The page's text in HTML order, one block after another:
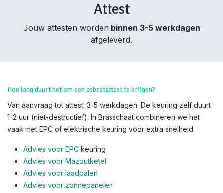
Attest
Jouw attesten worden binnen 3-5 werkdagen
afgeleverd.
Hoe lang duurt het om een asbestattest te krijgen?
Van aanvraag tot attest: 3-5 werkdagen. De keuring zelf duurt
1-2 uur (niet-destructief). In Brasschaat combineren we het
vaak met EPC of elektrische keuring voor extra snelheid.
Advies voor EPC keuring
Advies voor Mazoutketel
Advies voor laadpalen
Advies voor zonnepanelen